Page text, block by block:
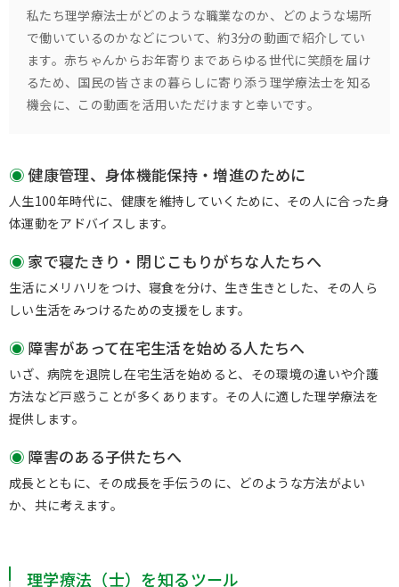
私たち理学療法士がどのような職業なのか、どのような場所
で働いているのかなどについて、約3分の動画で紹介してい
ます。赤ちゃんからお年寄りまであらゆる世代に笑顔を届け
るため、国民の皆さまの暮らしに寄り添う理学療法士を知る
機会に、この動画を活用いただけますと幸いです。
健康管理、身体機能保持・増進のために
人生100年時代に、健康を維持していくために、その人に合った身
体運動をアドバイスします。
家で寝たきり・閉じこもりがちな人たちへ
生活にメリハリをつけ、寝食を分け、生き生きとした、その人ら
しい生活をみつけるための支援をします。
障害があって在宅生活を始める人たちへ
いざ、病院を退院し在宅生活を始めると、その環境の違いや介護
方法など戸惑うことが多くあります。その人に適した理学療法を
提供します。
障害のある子供たちへ
成長とともに、その成長を手伝うのに、どのような方法がよい
か、共に考えます。
理学療法（士）を知るツール